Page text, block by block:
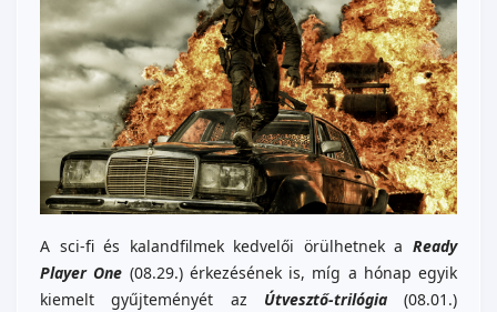
A sci-fi és kalandfilmek kedvelői örülhetnek a Ready
Player One (08.29.) érkezésének is, míg a hónap egyik
kiemelt gyűjteményét az Útvesztő-trilógia (08.01.)